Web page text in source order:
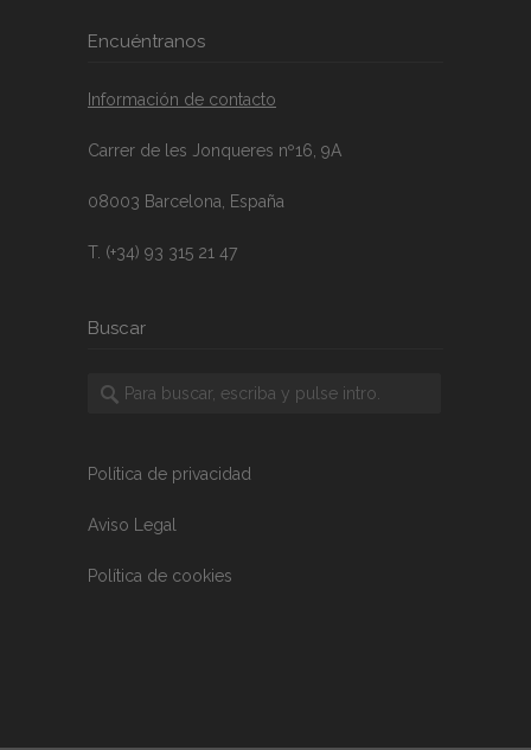
Encuéntranos
Información de contacto
Carrer de les Jonqueres nº16, 9A
08003 Barcelona, España
T. (+34) 93 315 21 47
Buscar
Política de privacidad
Aviso Legal
Política de cookies